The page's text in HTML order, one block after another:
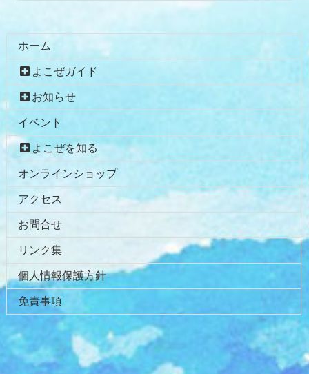
ホーム
よこぜガイド
お知らせ
イベント
よこぜを知る
オンラインショップ
アクセス
お問合せ
リンク集
個人情報保護方針
免責事項